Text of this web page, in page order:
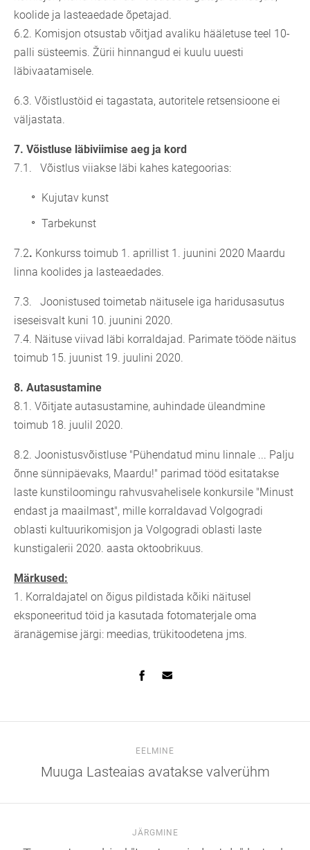
koolide ja lasteaedade õpetajad.
6.2. Komisjon otsustab võitjad avaliku hääletuse teel 10-
palli süsteemis. Žürii hinnangud ei kuulu uuesti
läbivaatamisele.
6.3. Võistlustöid ei tagastata, autoritele retsensioone ei
väljastata.
7. Võistluse läbiviimise aeg ja kord
7.1. Võistlus viiakse läbi kahes kategoorias:
Kujutav kunst
Tarbekunst
7.2. Konkurss toimub 1. aprillist 1. juunini 2020 Maardu
linna koolides ja lasteaedades.
7.3. Joonistused toimetab näitusele iga haridusasutus
iseseisvalt kuni 10. juunini 2020.
7.4. Näituse viivad läbi korraldajad. Parimate tööde näitus
toimub 15. juunist 19. juulini 2020.
8. Autasustamine
8.1. Võitjate autasustamine, auhindade üleandmine
toimub 18. juulil 2020.
8.2. Joonistusvõistluse "Pühendatud minu linnale ... Palju
õnne sünnipäevaks, Maardu!" parimad tööd esitatakse
laste kunstiloomingu rahvusvahelisele konkursile "Minust
endast ja maailmast", mille korraldavad Volgogradi
oblasti kultuurikomisjon ja Volgogradi oblasti laste
kunstigalerii 2020. aasta oktoobrikuus.
Märkused:
1. Korraldajatel on õigus pildistada kõiki näitusel
eksponeeritud töid ja kasutada fotomaterjale oma
äranägemise järgi: meedias, trükitoodetena jms.
EELMINE
Muuga Lasteaias avatakse valverühm
JÄRGMINE